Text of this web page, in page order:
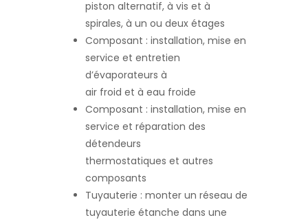
piston alternatif, à vis et à
spirales, à un ou deux étages
Composant : installation, mise en
service et entretien
d’évaporateurs à
air froid et à eau froide
Composant : installation, mise en
service et réparation des
détendeurs
thermostatiques et autres
composants
Tuyauterie : monter un réseau de
tuyauterie étanche dans une